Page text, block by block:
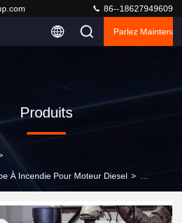
86--18627949609
Parlez
Produits
À Incendie Pour Moteur Diesel >
les pompes à incendie